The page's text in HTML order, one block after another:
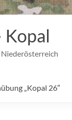
„Kopal 26″